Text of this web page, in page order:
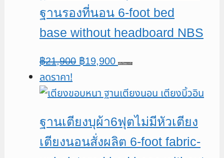
ฐานรองที่นอน 6-foot bed
base without headboard NBS
฿21,900 Original
was:
฿19,900Current
is:
หยิบใส่ตะกร้า
ลดราคา!
ฐานเตียงบุผ้า6ฟุตไม่มีหัวเตียง
เตียงนอนสั่งผลิต 6-foot fabric-